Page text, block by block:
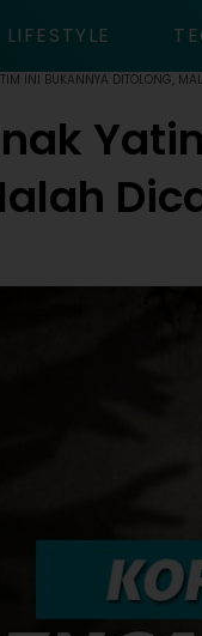
LIFESTYLE
INI BUKANNYA DITOLONG,